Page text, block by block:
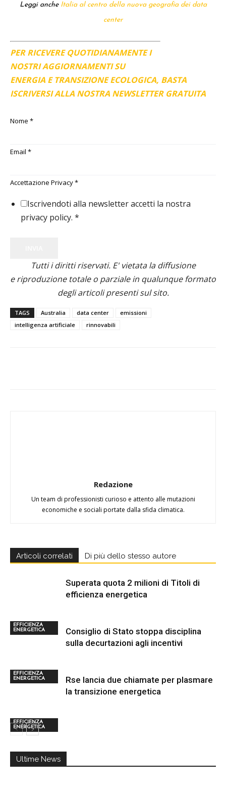
Leggi anche Italia al centro della nuova geografia dei data
center
PER RICEVERE QUOTIDIANAMENTE I
NOSTRI AGGIORNAMENTI SU
ENERGIA E TRANSIZIONE ECOLOGICA, BASTA
ISCRIVERSI ALLA NOSTRA NEWSLETTER GRATUITA
Nome *
Email *
Accettazione Privacy*
Iscrivendoti alla newsletter accetti la nostra
privacy policy. *
Tutti i diritti riservati. E' vietata la diffusione
e riproduzione totale o parziale in qualunque formato
degli articoli presenti sul sito.
TAGS Australia data center
emissioni
intelligenza artificiale
rinnovabili
Redazione
Un team di professionisti curioso e attento alle mutazioni
economiche e sociali portate dalla sfida climatica.
Articoli correlati Di più dello stesso autore
EFFICIENZA
ENERGETICA
Superata quota 2 milioni di Titoli di
efficienza energetica
EFFICIENZA
ENERGETICA
Consiglio di Stato stoppa disciplina
sulla decurtazioni agli incentivi
EFFICIENZA
ENERGETICA
Rse lancia due chiamate per plasmare
la transizione energetica
Ultime News